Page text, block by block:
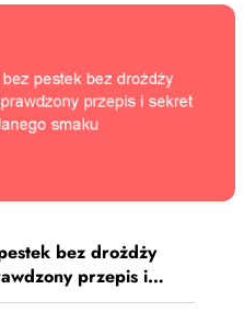
bez drożdży
przepis i